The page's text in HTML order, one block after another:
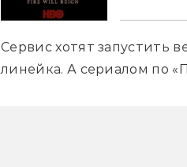
Сервис хотят запустить
линейка. А сериалом по